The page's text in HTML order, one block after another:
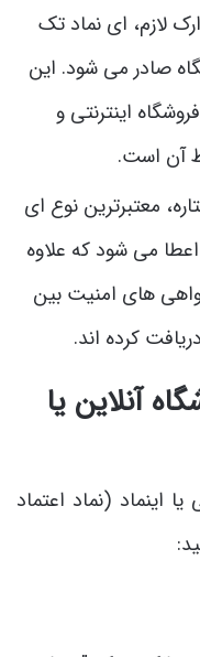
لازم، ای نماد تک
صادر می شود. این
اینترنتی و
آن است.
معتبرترین نوع ای
می ‌شود که علاوه
‌های امنیت بین
کرده ‌اند.
آنلاین یا
اینماد (نماد اعتماد